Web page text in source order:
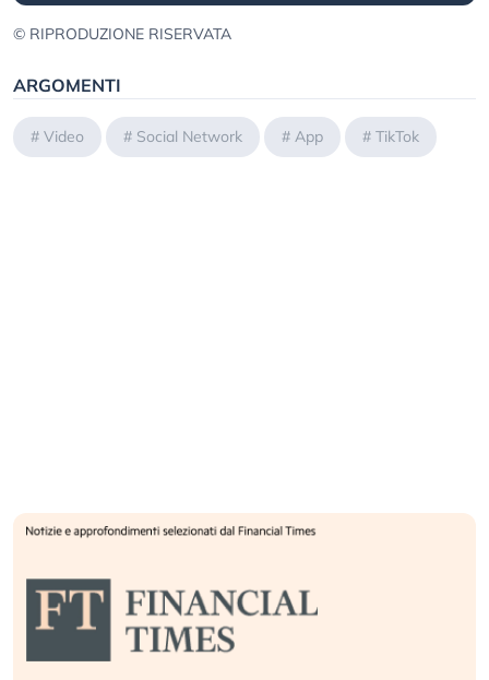
© RIPRODUZIONE RISERVATA
ARGOMENTI
# Video # Social Network # App # TikTok